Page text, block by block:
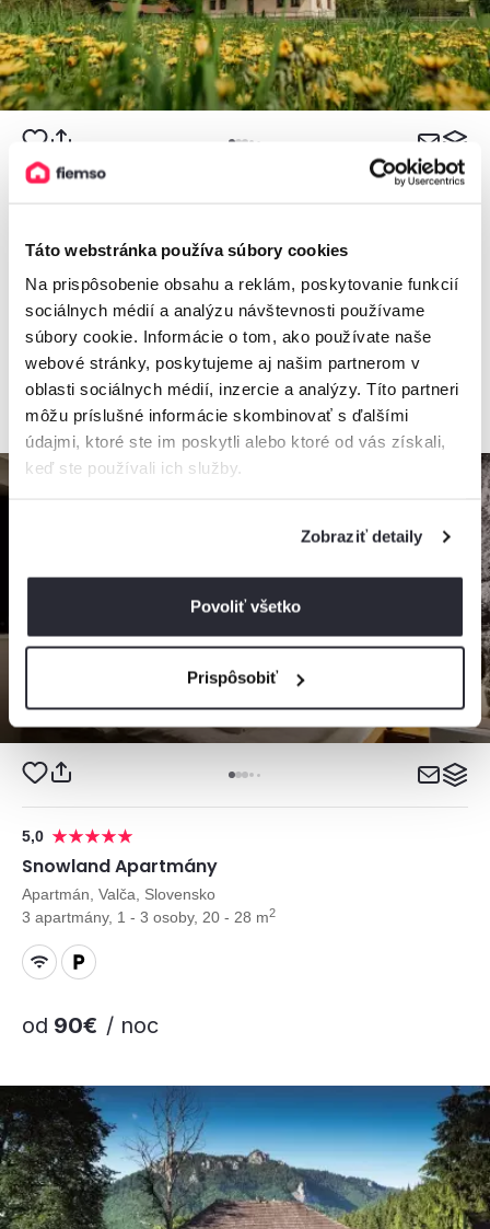
Táto webstránka používa súbory cookies
Na prispôsobenie obsahu a reklám, poskytovanie funkcií
sociálnych médií a analýzu návštevnosti používame
súbory cookie. Informácie o tom, ako používate naše
webové stránky, poskytujeme aj našim partnerom v
oblasti sociálnych médií, inzercie a analýzy. Títo partneri
môžu príslušné informácie skombinovať s ďalšími
údajmi, ktoré ste im poskytli alebo ktoré od vás získali,
keď ste používali ich služby.
Zobraziť detaily
Povoliť všetko
Prispôsobiť
Chata, Zázrivá, Slovensko
2 apartmány, 1 - 10 osôb, 36 m 2
od150€ / noc
5,0
Snowland Apartmány
Apartmán, Valča, Slovensko
3 apartmány, 1 - 3 osoby, 20 - 28 m2
od 90€ / noc